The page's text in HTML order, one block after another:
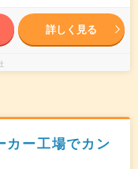
詳しく見る
カー工場でカン